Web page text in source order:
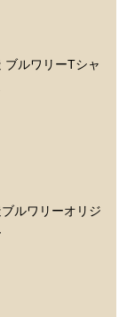
ブルワリーTシャ
ルワリーオリジ